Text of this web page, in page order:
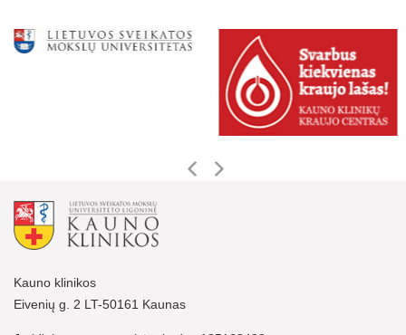
Kauno klinikos
Eivenių g. 2 LT-50161 Kaunas